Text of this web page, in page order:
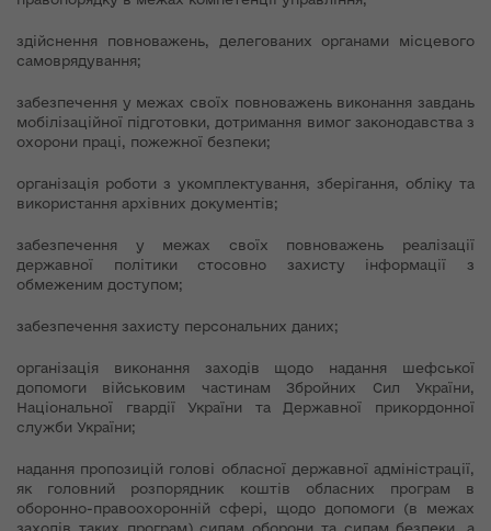
здійснення повноважень, делегованих органами місцевого
самоврядування;
забезпечення у межах своїх повноважень виконання завдань
мобілізаційної підготовки, дотримання вимог законодавства з
охорони праці, пожежної безпеки;
організація роботи з укомплектування, зберігання, обліку та
використання архівних документів;
забезпечення у межах своїх повноважень реалізації
державної політики стосовно захисту інформації з
обмеженим доступом;
забезпечення захисту персональних даних;
організація виконання заходів щодо надання шефської
допомоги військовим частинам Збройних Сил України,
Національної гвардії України та Державної прикордонної
служби України;
надання пропозицій голові обласної державної адміністрації,
як головний розпорядник коштів обласних програм в
оборонно-правоохоронній сфері, щодо допомоги (в межах
заходів таких програм) силам оборони та силам безпеки, а